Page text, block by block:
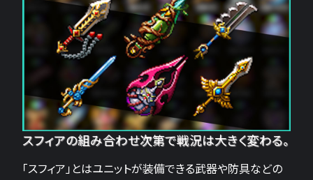
スフィアの組み合わせ次第で戦況は大きく変わる。
「スフィア」とはユニットが装備できる武器や防具などの